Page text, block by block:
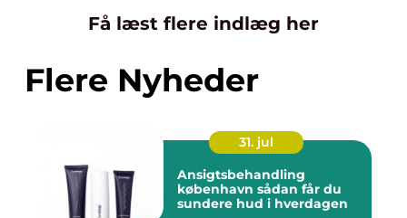
Få læst flere indlæg her
Flere Nyheder
31. jul
Ansigtsbehandling
københavn sådan får du
sundere hud i hverdagen